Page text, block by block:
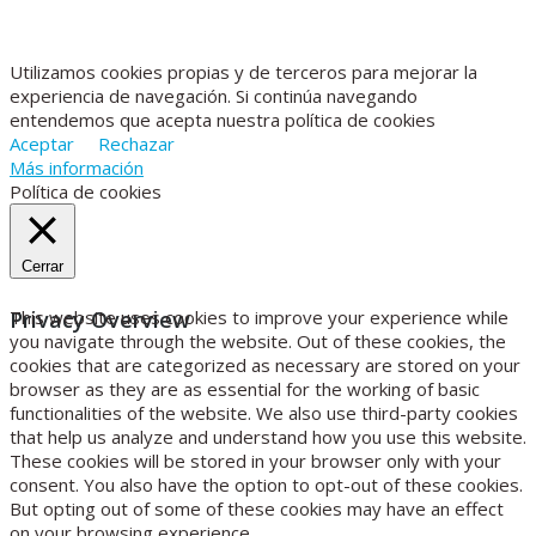
Utilizamos cookies propias y de terceros para mejorar la
experiencia de navegación. Si continúa navegando
entendemos que acepta nuestra política de cookies
Aceptar
Rechazar
Más información
Política de cookies
Cerrar
Privacy Overview
This website uses cookies to improve your experience while
you navigate through the website. Out of these cookies, the
cookies that are categorized as necessary are stored on your
browser as they are as essential for the working of basic
functionalities of the website. We also use third-party cookies
that help us analyze and understand how you use this website.
These cookies will be stored in your browser only with your
consent. You also have the option to opt-out of these cookies.
But opting out of some of these cookies may have an effect